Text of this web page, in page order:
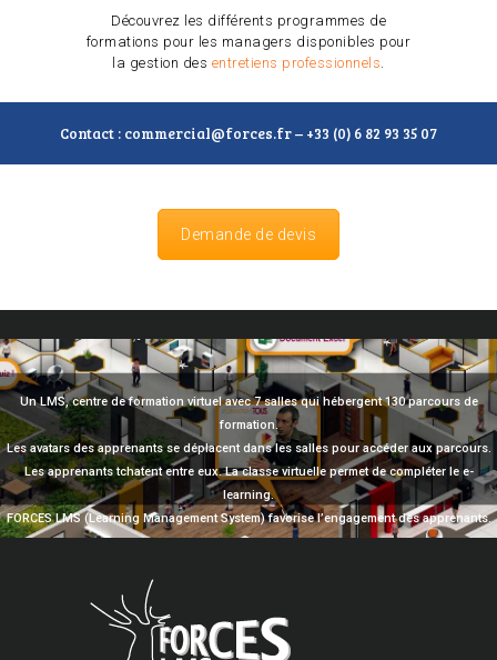
Découvrez les différents programmes de
formations pour les managers disponibles pour
la gestion des entretiens professionnels
Contact : commercial@forces.fr – +33 (0) 6 82 93 35 07
Demande de devis
Un LMS, centre de formation virtuel avec 7 salles qui hébergent 130 parcours de
formation.
Les avatars des apprenants se déplacent dans les salles pour accéder aux parcours.
Les apprenants tchatent entre eux. La classe virtuelle permet de compléter le e-
learning.
FORCES LMS (Learning Management System) favorise l’engagement des apprenants.